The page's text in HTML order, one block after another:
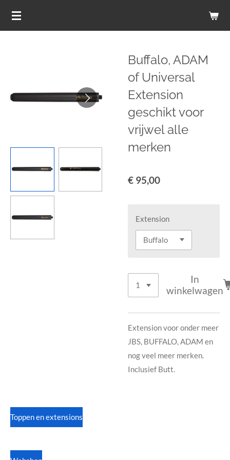
Ga
Buffalo, ADAM
of Universal
Extension
geschikt voor
vrijwel alle
merken
€ 95,00
Extension
In
winkelwagen
Extension voor onder meer
JBS, BUFFALO, ADAM en
nog veel meer merken.
Inclusief Butt.
Toppen en extensions